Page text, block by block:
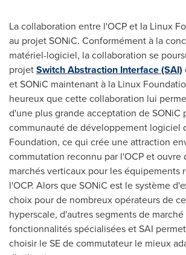
La collaboration entre l'OCP et la Linux
au projet SONiC. Conformément à la
matériel-logiciel, la collaboration se
projetSwitch Abstraction Interface (SAI)
et SONiC maintenant à la Linux
heureux que cette collaboration lui
d'une plus grande acceptation de SONiC
communauté de développement logiciel
Foundation, ce qui crée une attraction
commutation reconnu par l'OCP et ouvre
marchés verticaux pour les équipements
l'OCP. Alors que SONiC est le système
choix pour de nombreux opérateurs de
hyperscale, d'autres segments de
fonctionnalités spécialisées et SAI
choisir le SE de commutateur le mieux